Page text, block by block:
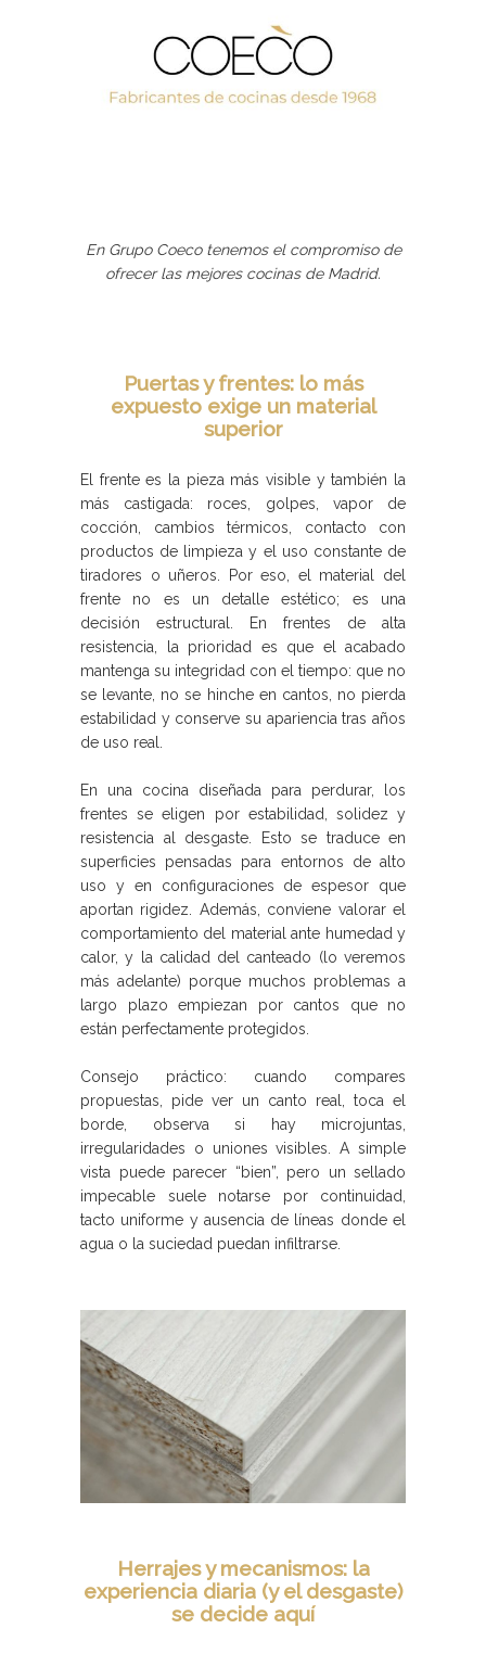
En Grupo Coeco tenemos el compromiso de
ofrecer las mejores cocinas de Madrid.
Puertas y frentes: lo más
expuesto exige un material
superior
El frente es la pieza más visible y también la
más castigada: roces, golpes, vapor de
cocción, cambios térmicos, contacto con
productos de limpieza y el uso constante de
tiradores o uñeros. Por eso, el material del
frente no es un detalle estético; es una
decisión estructural. En frentes de alta
resistencia, la prioridad es que el acabado
mantenga su integridad con el tiempo: que no
se levante, no se hinche en cantos, no pierda
estabilidad y conserve su apariencia tras años
de uso real.
En una cocina diseñada para perdurar, los
frentes se eligen por estabilidad, solidez y
resistencia al desgaste. Esto se traduce en
superficies pensadas para entornos de alto
uso y en configuraciones de espesor que
aportan rigidez. Además, conviene valorar el
comportamiento del material ante humedad y
calor, y la calidad del canteado (lo veremos
más adelante) porque muchos problemas a
largo plazo empiezan por cantos que no
están perfectamente protegidos.
Consejo práctico: cuando compares
propuestas, pide ver un canto real, toca el
borde, observa si hay microjuntas,
irregularidades o uniones visibles. A simple
vista puede parecer “bien”, pero un sellado
impecable suele notarse por continuidad,
tacto uniforme y ausencia de líneas donde el
agua o la suciedad puedan infiltrarse.
Herrajes y mecanismos: la
experiencia diaria (y el desgaste)
se decide aquí